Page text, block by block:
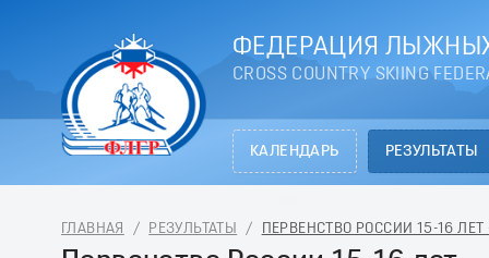
ФЕДЕРАЦИЯ
CROSS COUNTRY SKIING
КАЛЕНДАРЬ РЕЗУЛЬТАТЫ
ГЛАВНАЯ / РЕЗУЛЬТАТЫ / ПЕРВЕНСТВО РОССИИ 15-16